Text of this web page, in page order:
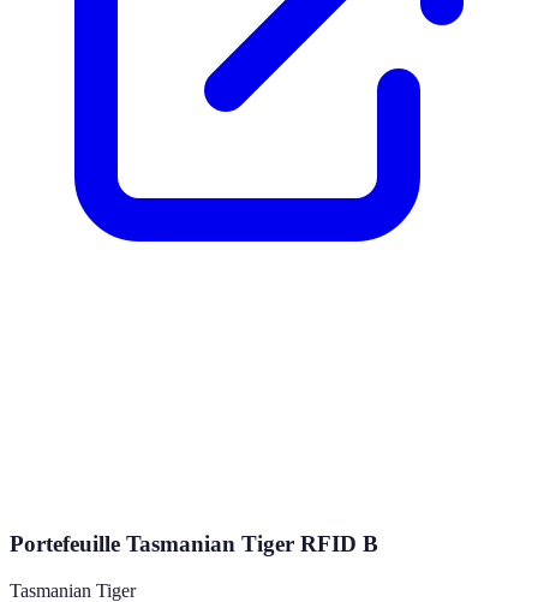
Portefeuille Tasmanian Tiger RFID B
Tasmanian Tiger